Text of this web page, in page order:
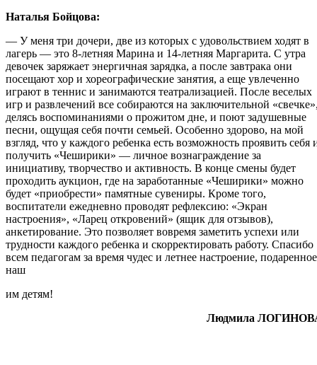
Наталья Бойцова:
— У меня три дочери, две из которых с удовольствием ходят в
лагерь — это 8-летняя Марина и 14-летняя Маргарита. С утра
девочек заряжает энергичная зарядка, а после завтрака они
посещают хор и хореографические занятия, а еще увлеченно
играют в теннис и занимаются театрализацией. После веселых
игр и развлечений все собираются на заключительной
делясь воспоминаниями о прожитом дне, и поют задушевные
песни, ощущая себя почти семьей. Особенно здорово, на мой
взгляд, что у каждого ребенка есть возможность проявить себя
получить «Чеширики» — личное вознаграждение за
инициативу, творчество и активность. В конце смены будет
проходить аукцион, где на заработанные «Чеширики» можно
будет «приобрести» памятные сувениры. Кроме того,
воспитатели ежедневно проводят рефлексию: «Экран
настроения», «Ларец откровений» (ящик для отзывов),
анкетирование. Это позволяет вовремя заметить успехи или
трудности каждого ребенка и скорректировать работу. Спасибо
всем педагогам за время чудес и летнее настроение, подаренное
наш
им детям!
Людмила